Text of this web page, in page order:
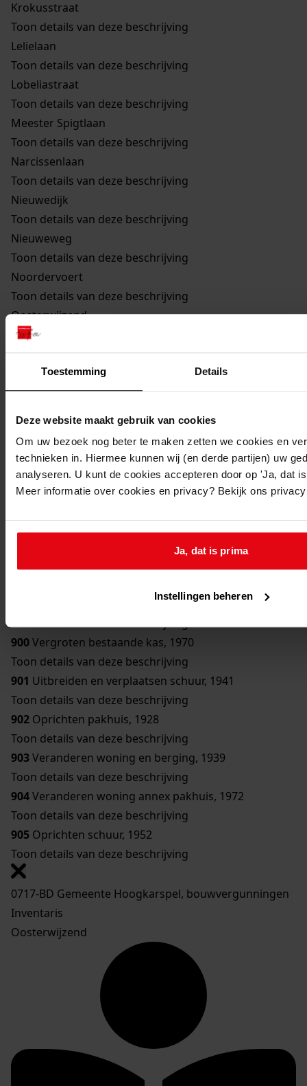
Toestemming Details
Deze website maakt gebruik van cookies
Om uw bezoek nog beter te maken zetten we cookies en
technieken in. Hiermee kunnen wij (en derde partijen) uw
analyseren. U kunt de cookies accepteren door op 'Ja, dat
Meer informatie over cookies en privacy? Bekijk ons
Ja, dat is prima
Instellingen beheren
Krokusstraat
Toon details van deze beschrijving
Lelielaan
Toon details van deze beschrijving
Lobeliastraat
Toon details van deze beschrijving
Meester Spigtlaan
Toon details van deze beschrijving
Narcissenlaan
Toon details van deze beschrijving
Nieuwedijk
Toon details van deze beschrijving
Nieuweweg
Toon details van deze beschrijving
Noordervoert
Toon details van deze beschrijving
Oosterwijzend
Toon details van deze beschrijving
893Uitbreiden schuur, 1934
Toon details van deze beschrijving
894Oprichten bergloods, kantoor en overkapping,
Toon details van deze beschrijving
895Oprichten gebouw, 1960
Toon details van deze beschrijving
896Verbouwen voormalig veilinggebouw, 1971
Toon details van deze beschrijving
898
Oprichten kas - bedrijfsruimte, 1968
Toon details van deze beschrijving
900Vergroten bestaande kas, 1970
Toon details van deze beschrijving
901 Uitbreiden en verplaatsen schuur, 1941
Toon details van deze beschrijving
902 Oprichten pakhuis, 1928
Toon details van deze beschrijving
903Veranderen woning en berging, 1939
Toon details van deze beschrijving
904Veranderen woning annex pakhuis, 1972
Toon details van deze beschrijving
905 Oprichten schuur, 1952
Toon details van deze beschrijving
0717-BD Gemeente Hoogkarspel, bouwvergunningen
Inventaris
Oosterwijzend